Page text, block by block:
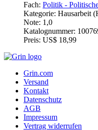
Fach: Politik -
Kategorie: Hausarbeit
Note: 1,0
Katalognummer:
Preis: US$ 18,99
Grin.com
Versand
Kontakt
Datenschutz
AGB
Impressum
Vertrag widerrufen